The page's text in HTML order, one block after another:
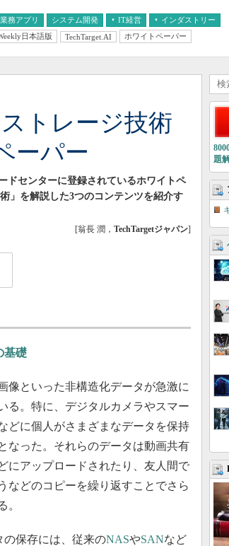
業務アプリ システム開発 IT経営 インダストリー
医療IT
日本語版 TechTarget.AI ホワイトペーパー
トレージ技術
ーパー
ドセンターに登録されているホワイトペ
」を解説した3つのコンテンツを紹介す
[翁長 潤， TechTargetジャパン]
基礎
像といった非構造化データが急激に
る。特に、デジタルカメラやスマー
どに個人がさまざまなデータを保持
なった。それらのデータは動画共有
にアップロードされたり、友人間で
などのコピーを繰り返すことでさら
。
保存には、従来のNASやSANなど
題